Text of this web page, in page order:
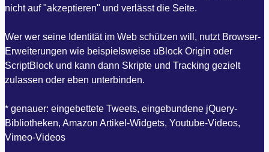
nicht auf "akzeptieren" und verlässt die Seite.
Wer wer seine Identität im Web schützen will, nutzt Browser-
Erweiterungen wie beispielsweise uBlock Origin oder
ScriptBlock und kann dann Skripte und Tracking gezielt
zulassen oder eben unterbinden.
* genauer: eingebettete Tweets, eingebundene jQuery-
Bibliotheken, Amazon Artikel-Widgets, Youtube-Videos,
Vimeo-Videos